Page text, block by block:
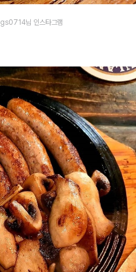
님 인스타그램